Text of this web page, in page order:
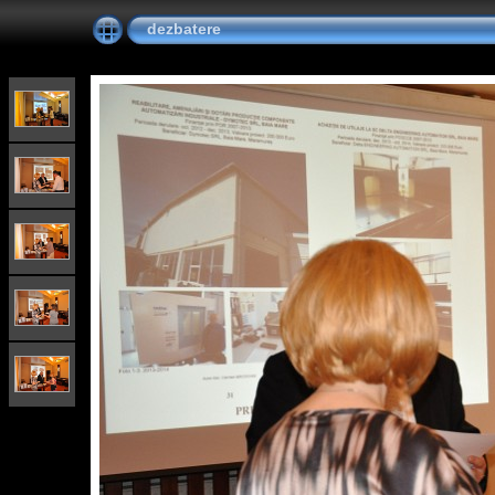
dezbatere